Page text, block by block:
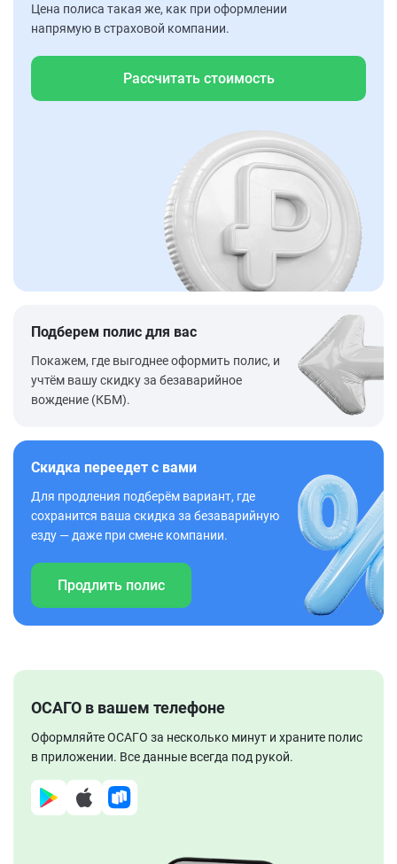
Цена полиса такая же, как при оформлении
напрямую в страховой компании.
Рассчитать стоимость
Подберем полис для вас
Покажем, где выгоднее оформить полис, и
учтём вашу скидку за безаварийное
вождение (КБМ).
Скидка переедет с вами
Для продления подберём вариант, где
сохранится ваша скидка за безаварийную
езду — даже при смене компании.
Продлить полис
ОСАГО в вашем телефоне
Оформляйте ОСАГО за несколько минут и храните полис
в приложении. Все данные всегда под рукой.